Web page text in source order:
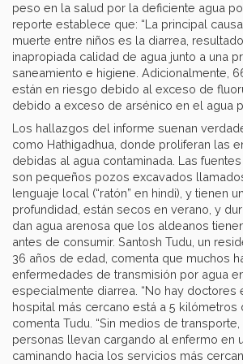
peso en la salud por la deficiente agua
reporte establece que: “La principal
muerte entre niños es la diarrea,
inapropiada calidad de agua junto a una
saneamiento e higiene. Adicionalmente,
están en riesgo debido al exceso de
debido a exceso de arsénico en el agua
Los hallazgos del informe suenan
como Hathigadhua, donde proliferan las
debidas al agua contaminada. Las
son pequeños pozos excavados
lenguaje local (“ratón” en hindi), y tienen
profundidad, están secos en verano, y
dan agua arenosa que los aldeanos
antes de consumir. Santosh Tudu, un
36 años de edad, comenta que muchos
enfermedades de transmisión por agua
especialmente diarrea. “No hay doctores
hospital más cercano está a 5 kilómetros
comenta Tudu. “Sin medios de
personas llevan cargando al enfermo en
caminando hacia los servicios más